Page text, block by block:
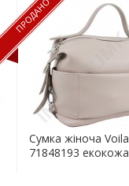
ПРОДАНО
Сумка жіноча Voila
71848193 екокожа